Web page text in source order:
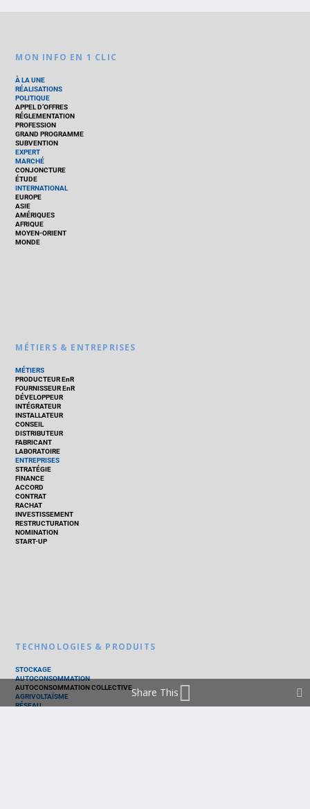
MON INFO EN 1 CLIC
À LA UNE
RÉALISATIONS
POLITIQUE
APPEL D’OFFRES
RÉGLEMENTATION
PROFESSION
GRAND PROGRAMME
SUBVENTION
EXPERT
MARCHÉ
CONJONCTURE
ÉTUDE
INTERNATIONAL
EUROPE
ASIE
AMÉRIQUES
AFRIQUE
MOYEN-ORIENT
MONDE
MÉTIERS & ENTREPRISES
MÉTIERS
PRODUCTEUR EnR
FOURNISSEUR EnR
DÉVELOPPEUR
INTÉGRATEUR
INSTALLATEUR
CONSEIL
DISTRIBUTEUR
FABRICANT
LABORATOIRE
ENTREPRISES
STRATÉGIE
FINANCE
ACCORD
CONTRAT
RACHAT
INVESTISSEMENT
RESTRUCTURATION
NOMINATION
START-UP
TECHNOLOGIES & PRODUITS
STOCKAGE
AUTOCONSOMMATION
AUTOCONSOMMATION COLLECTIVE
AGRIVOLTAÏSME
RÉSEAU
Share This